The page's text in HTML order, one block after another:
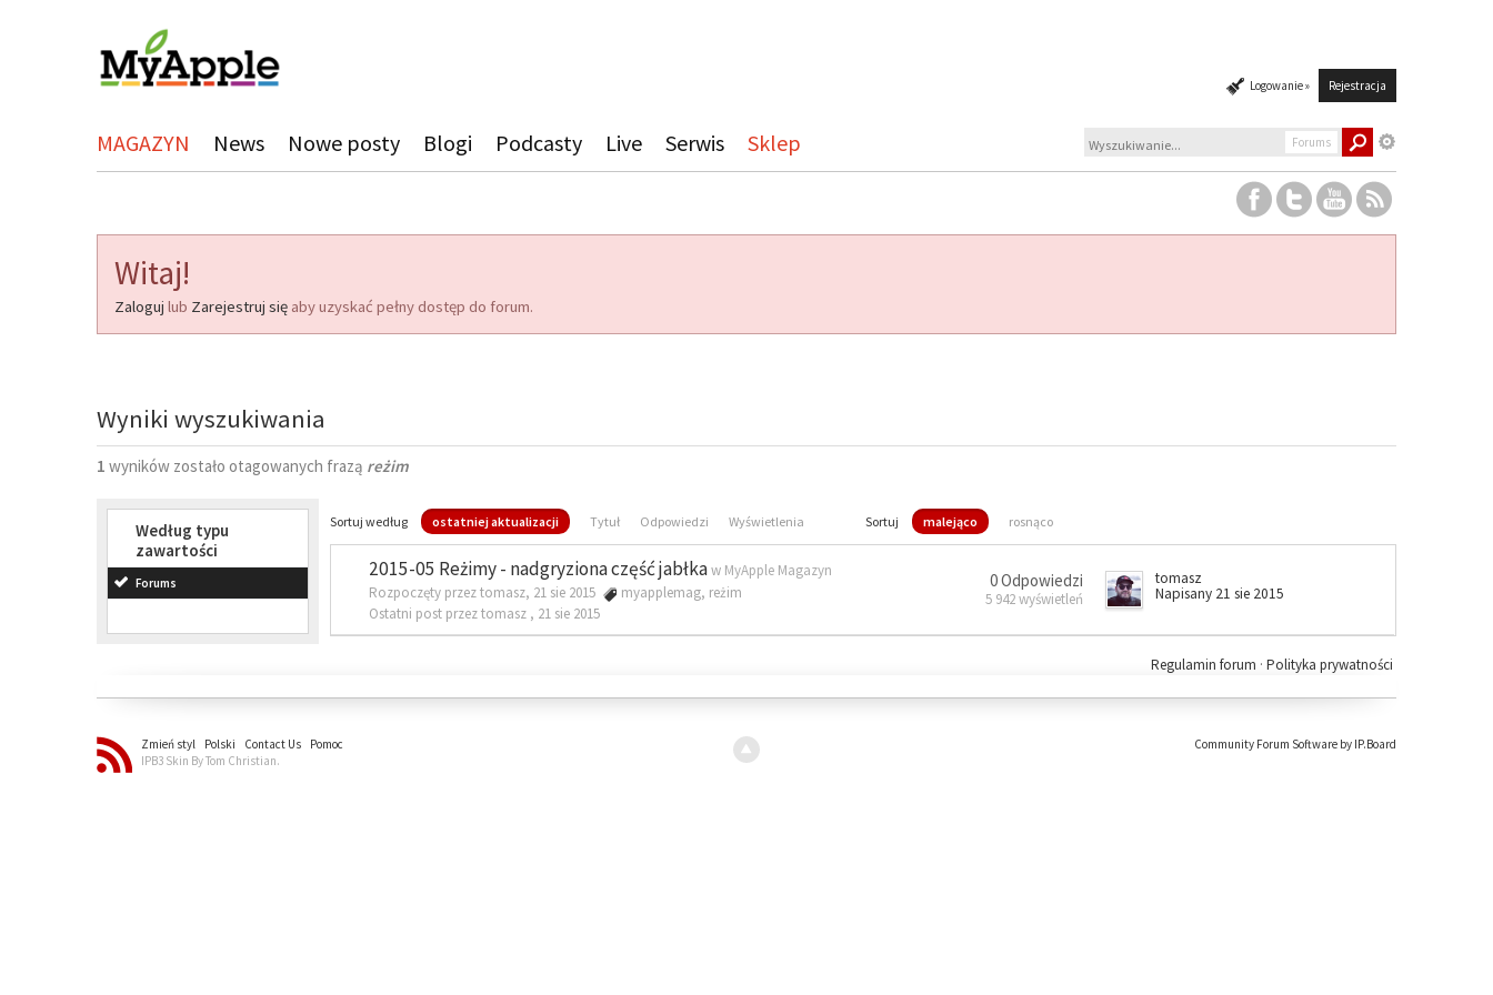
Logowanie » Rejestracja
MAGAZYN News Nowe posty Blogi Podcasty Live Serwis Sklep Forums
Witaj!
Zaloguj lub Zarejestruj się aby uzyskać pełny dostęp do forum.
Wyniki wyszukiwania
1 wyników zostało otagowanych frazą reżim
Według typu
zawartości
Forums
Sortuj według ostatniej aktualizacji Tytuł Odpowiedzi Wyświetlenia Sortuj malejąco rosnąco
2015-05 Reżimy - nadgryziona część jabłkaw MyApple Magazyn
Rozpoczęty przez tomasz, 21 sie 2015
myapplemag, reżim
Ostatni post przez tomasz , 21 sie 2015
0 Odpowiedzi
5 942 wyświetleń
tomasz
Napisany 21 sie 2015
Polityka prywatności
Regulamin forum ·
Zmień styl Polski Contact Us
Pomoc
IPB3 Skin By Tom Christian.
Community Forum Software by IP.Board